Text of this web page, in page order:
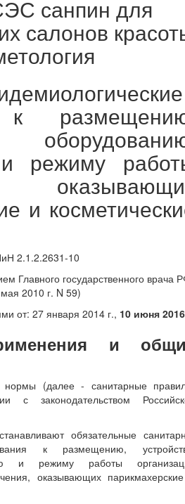
к
режиму
и
2.1.2.2631-10
Главного государственного врача
2010 г. N 59)
от: 27 января 2014 г., 10 июня
и
(далее - санитарные
с законодательством
обязательные
к размещению,
и режиму работы
оказывающих